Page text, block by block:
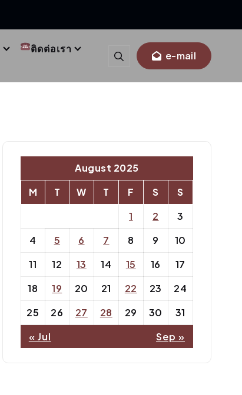
ติดต่อเรา
e-mail
August 2025
M
T W T F S
S
1
2
3
4
5 6 7 8 9
10
11
12 13 14 15 16
17
18
19 20 21 22 23
24
25
26 27 28 29 30
31
« Jul
Sep »